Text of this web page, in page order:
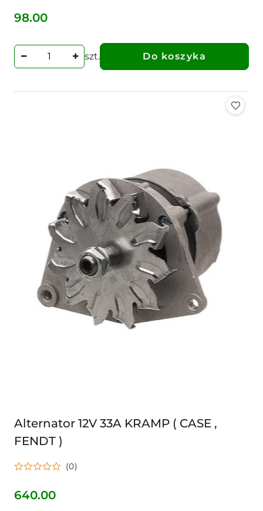
Cena:
98.00
szt. Do koszyka
Alternator 12V 33A KRAMP ( CASE ,
FENDT )
(0)
Cena:
640.00